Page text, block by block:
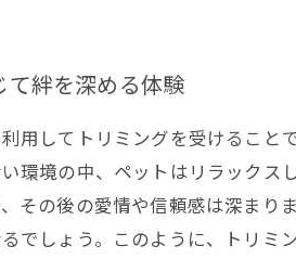
て絆を深める体験
用してトリミングを受けること
環境の中、ペットはリラック
その後の愛情や信頼感は深まり
でしょう。このように、トリミ